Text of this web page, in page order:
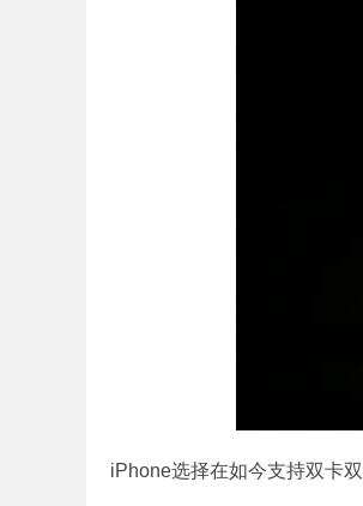
iPhone选择在如今支持双卡